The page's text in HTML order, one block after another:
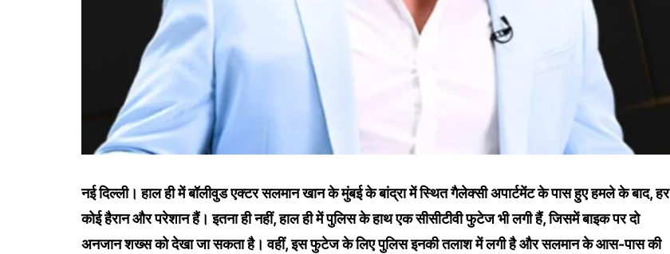
नई दिल्ली। हाल ही में बॉलीवुड एक्टर सलमान खान के मुंबई के बांद्रा में स्थित गैलेक्सी अपार्टमेंट के पास हुए हमले के बाद, हर
कोई हैरान और परेशान हैं। इतना ही नहीं, हाल ही में पुलिस के हाथ एक सीसीटीवी फुटेज भी लगी हैं, जिसमें बाइक पर दो
अनजान शख्स को देखा जा सकता है। वहीं, इस फुटेज के लिए पुलिस इनकी तलाश में लगी है और सलमान के आस-पास की